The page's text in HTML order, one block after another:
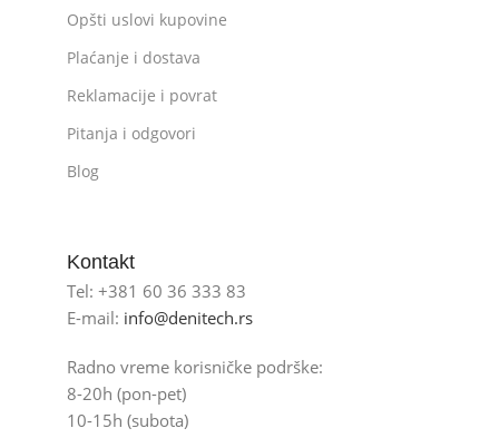
Opšti uslovi kupovine
Plaćanje i dostava
Reklamacije i povrat
Pitanja i odgovori
Blog
Kontakt
Tel: +381 60 36 333 83
E-mail: info@denitech.rs
Radno vreme korisničke podrške:
8-20h (pon-pet)
10-15h (subota)